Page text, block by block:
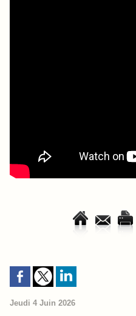
Jeudi 4 Juin 2026